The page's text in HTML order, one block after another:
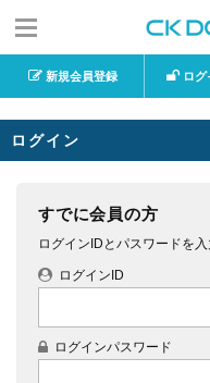
新規会員登録 ログ
ログイン
すでに会員の方
ログインIDとパスワードを
ログインID
ログインパスワード